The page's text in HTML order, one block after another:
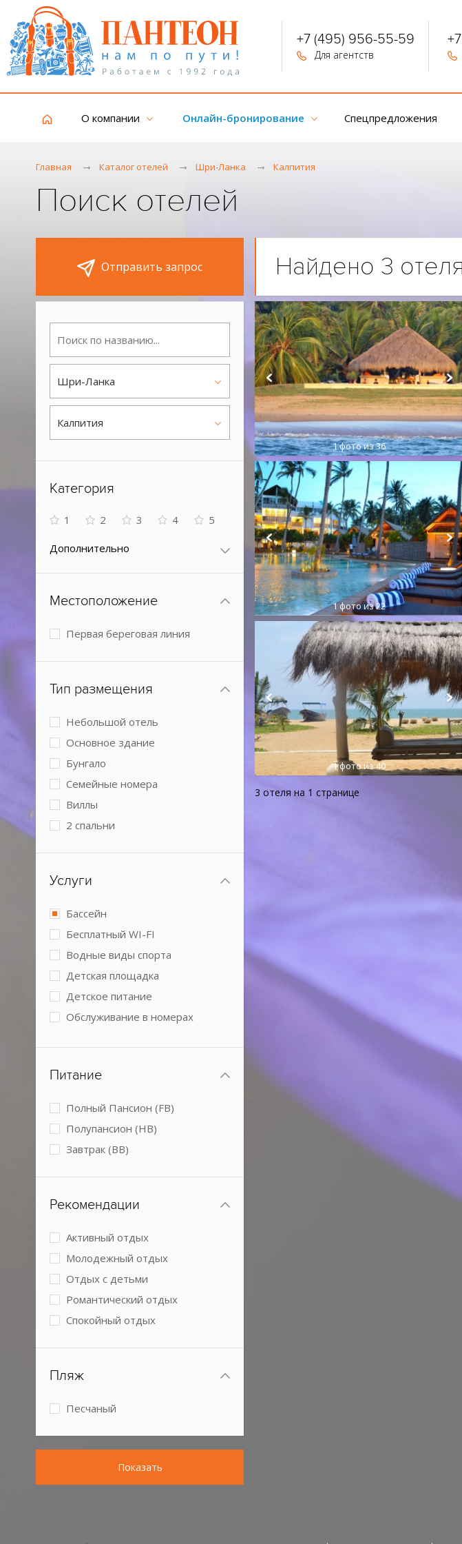
+7 (495) 956-55-59
Для агентств
О компании Онлайн-бронирование Спецпредложения
Главная Каталог отелей Шри-Ланка Калпития
Поиск отелей
Отправить запрос
Шри-Ланка
Калпития
Категория
1 2 3 4 5
Дополнительно
Местоположение
Первая береговая линия
Тип размещения
Небольшой отель
Основное здание
Бунгало
Семейные номера
Виллы
2 спальни
Услуги
Бассейн
Бесплатный WI-FI
Водные виды спорта
Детская площадка
Детское питание
Обслуживание в номерах
Спа-центр
ограниченными возможностями
Питание
Полный Пансион (FB)
Полупансион (HB)
Завтрак (BB)
Рекомендации
Активный отдых
Молодежный отдых
Отдых с детьми
Романтический отдых
Спокойный отдых
Пляж
Песчаный
Показать
Найдено 3 отеля
1фото из 36
1фото из 22
1фото из 40
3 отеля на 1 странице